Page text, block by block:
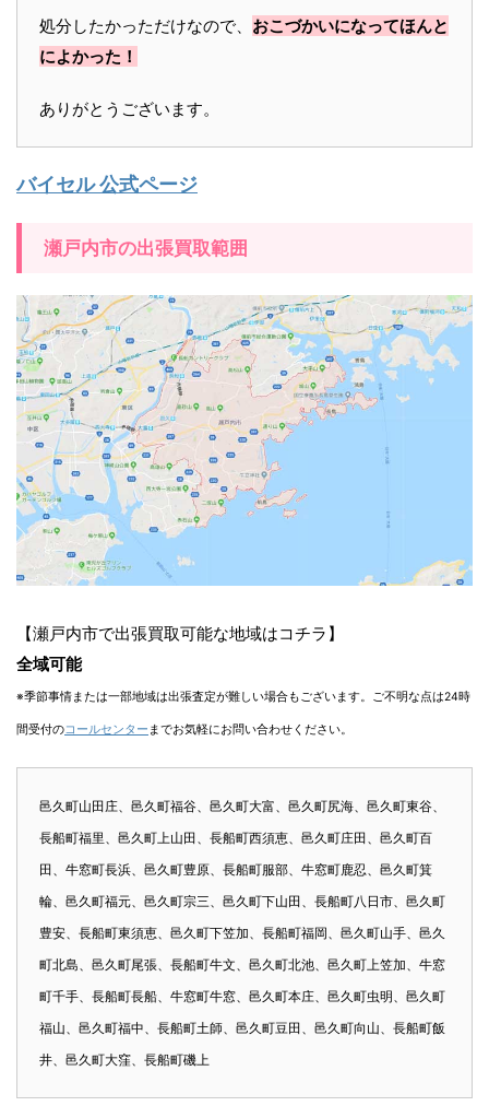
処分したかっただけなので、 おこづかいになってほんと
によかった！
ありがとうございます。
バイセル 公式ページ
瀬戸内市の出張買取範囲
【瀬戸内市で出張買取可能な地域はコチラ】
全域可能
※季節事情または一部地域は出張査定が難しい場合もございます。ご不明な点は24時
間受付のコールセンター までお気軽にお問い合わせください。
邑久町山田庄、邑久町福谷、邑久町大富、邑久町尻海、邑久町東谷、
長船町福里、邑久町上山田、長船町西須恵、邑久町庄田、邑久町百
田、牛窓町長浜、邑久町豊原、長船町服部、牛窓町鹿忍、邑久町箕
輪、邑久町福元、邑久町宗三、邑久町下山田、長船町八日市、邑久町
豊安、長船町東須恵、邑久町下笠加、長船町福岡、邑久町山手、邑久
町北島、邑久町尾張、長船町牛文、邑久町北池、邑久町上笠加、牛窓
町千手、長船町長船、牛窓町牛窓、邑久町本庄、邑久町虫明、邑久町
福山、邑久町福中、長船町土師、邑久町豆田、邑久町向山、長船町飯
井、邑久町大窪、長船町磯上